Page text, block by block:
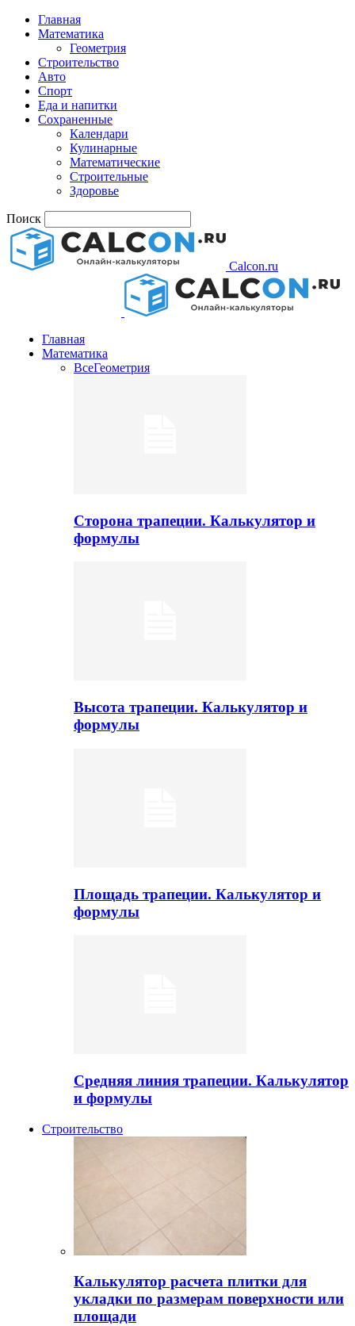
Главная
Математика
Геометрия
Строительство
Авто
Спорт
Еда и напитки
Сохраненные
Календари
Кулинарные
Математические
Строительные
Здоровье
Поиск
Calcon.ru
Главная
Математика
ВсеГеометрия
Сторона трапеции. Калькулятор и
формулы
Высота трапеции. Калькулятор и
формулы
Площадь трапеции. Калькулятор и
формулы
Средняя линия трапеции. Калькулятор
и формулы
Строительство
Калькулятор расчета плитки для
укладки по размерам поверхности или
площади